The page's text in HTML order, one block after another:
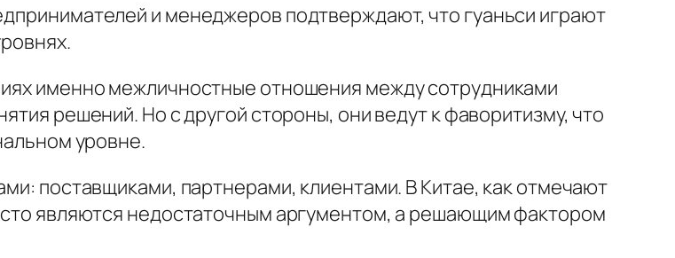
и менеджеров подтверждают, что гуаньси играют
именно межличностные отношения между сотрудниками
решений. Но с другой стороны, они ведут к фаворитизму, что
уровне.
поставщиками, партнерами, клиентами. В Китае, как отмечают
являются недостаточным аргументом, а решающим фактором